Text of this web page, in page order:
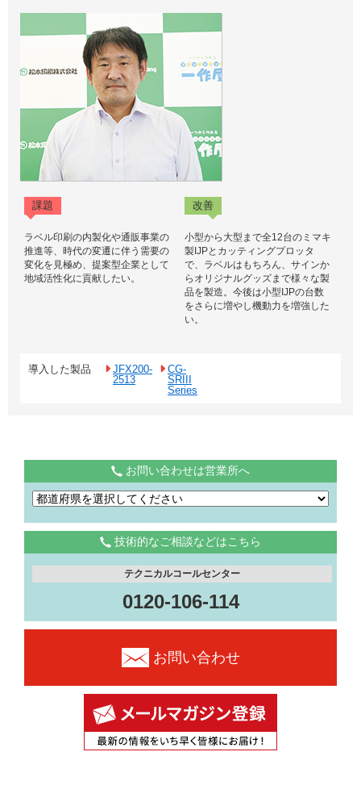
課題 改善
ラベル印刷の内製化や通販事業の
推進等、時代の変遷に伴う需要の
変化を見極め、提案型企業として
地域活性化に貢献したい。
小型から大型まで全12台のミマキ
製IJPとカッティングプロッタ
で、ラベルはもちろん、サインか
らオリジナルグッズまで様々な製
品を製造。今後は小型IJPの台数
をさらに増やし機動力を増強した
い。
導入した製品
JFX200-
2513
CG-
SRIII
Series
お問い合わせは営業所へ
技術的なご相談などはこちら
テクニカルコールセンター
0120-106-114
お問い合わせ